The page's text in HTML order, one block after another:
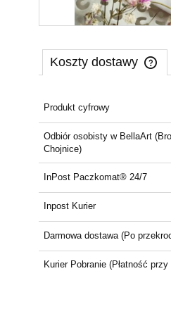
Koszty dostawy
Produkt cyfrowy
Odbiór osobisty w BellaArt
Chojnice)
InPost Paczkomat® 24/7
Inpost Kurier
Darmowa dostawa(Po
Kurier Pobranie (Płatność przy